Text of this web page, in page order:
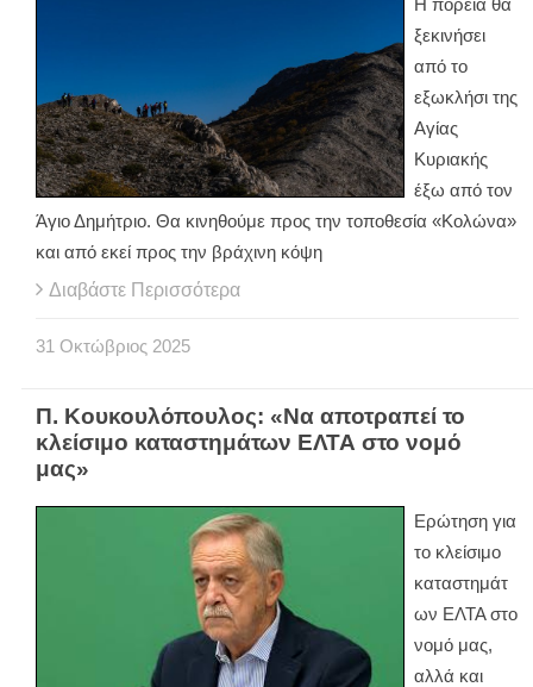
Η πορεία θα
ξεκινήσει
από το
εξωκλήσι της
Αγίας
Κυριακής
έξω από τον
Άγιο Δημήτριο. Θα κινηθούμε προς την τοποθεσία «Κολώνα»
και από εκεί προς την βράχινη κόψη
Διαβάστε Περισσότερα
31 Οκτώβριος 2025
Π. Κουκουλόπουλος: «Να αποτραπεί το
κλείσιμο καταστημάτων ΕΛΤΑ στο νομό
μας»
Ερώτηση για
το κλείσιμο
καταστημάτ
ων ΕΛΤΑ στο
νομό μας,
αλλά και